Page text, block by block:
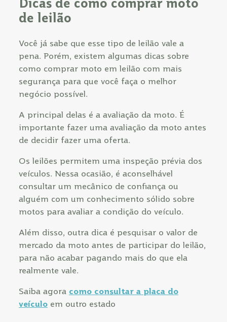
de leilão
Você já sabe que esse tipo de leilão vale a
pena. Porém, existem algumas dicas sobre
como comprar moto em leilão com mais
segurança para que você faça o melhor
negócio possível.
A principal delas é a avaliação da moto. É
importante fazer uma avaliação da moto antes
de decidir fazer uma oferta.
Os leilões permitem uma inspeção prévia dos
veículos. Nessa ocasião, é aconselhável
consultar um mecânico de confiança ou
alguém com um conhecimento sólido sobre
motos para avaliar a condição do veículo.
Além disso, outra dica é pesquisar o valor de
mercado da moto antes de participar do leilão,
para não acabar pagando mais do que ela
realmente vale.
Saiba agora como consultar a placa do
veículoem outro estado